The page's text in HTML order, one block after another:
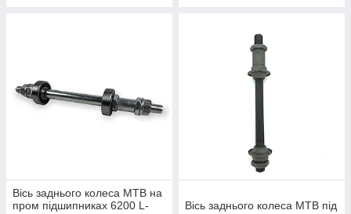
Вісь заднього колеса МТВ на
пром підшипниках 6200 L-
Вісь заднього колеса МТВ під